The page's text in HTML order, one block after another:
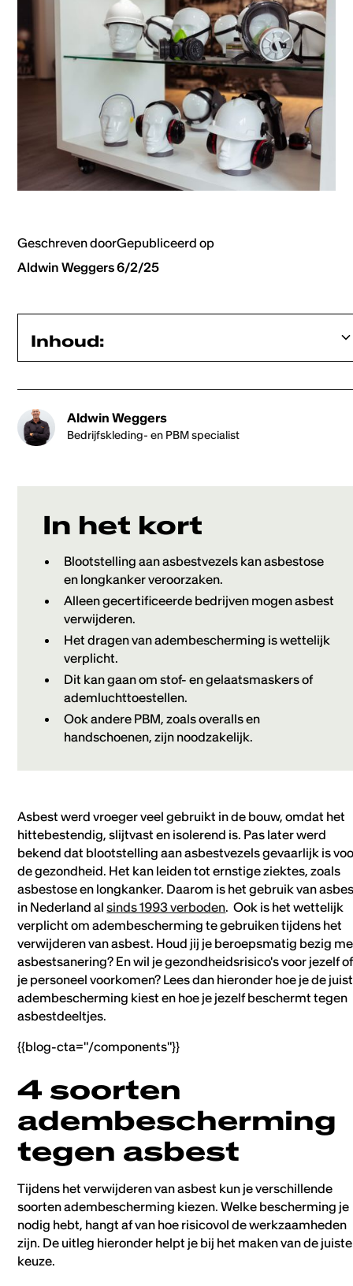
Geschreven door
Aldwin Weggers
Gepubliceerd op
6/2/25
Inhoud:
Heading 2
Heading 3
Heading 6
Aldwin Weggers
Bedrijfskleding- en PBM specialist
In het kort
Blootstelling aan asbestvezels kan asbestose
en longkanker veroorzaken.
Alleen gecertificeerde bedrijven mogen asbest
verwijderen.
Het dragen van adembescherming is wettelijk
verplicht.
Dit kan gaan om stof- en gelaatsmaskers of
ademluchttoestellen.
Ook andere PBM, zoals overalls en
handschoenen, zijn noodzakelijk.
Asbest werd vroeger veel gebruikt in de bouw, omdat het
hittebestendig, slijtvast en isolerend is. Pas later werd
bekend dat blootstelling aan asbestvezels gevaarlijk is
de gezondheid. Het kan leiden tot ernstige ziektes, zoals
asbestose en longkanker. Daarom is het gebruik van
in Nederland alsinds 1993 verboden. Ook is het wettelijk
verplicht om adembescherming te gebruiken tijdens het
verwijderen van asbest. Houd jij je beroepsmatig bezig
asbestsanering? En wil je gezondheidsrisico's voor jezelf of
je personeel voorkomen? Lees dan hieronder hoe je de
adembescherming kiest en hoe je jezelf beschermt tegen
asbestdeeltjes.
{{blog-cta="/components"}}
4 soorten
adembescherming
tegen asbest
Tijdens het verwijderen van asbest kun je verschillende
soorten adembescherming kiezen. Welke bescherming je
nodig hebt, hangt af van hoe risicovol de werkzaamheden
zijn. De uitleg hieronder helpt je bij het maken van de juiste
keuze.